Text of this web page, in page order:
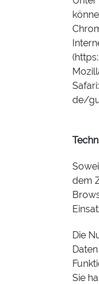
Safari:
de/
dem
Die
Sie